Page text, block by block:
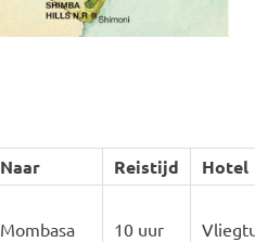
Naar Reistijd Hotel
Mombasa 10 uur